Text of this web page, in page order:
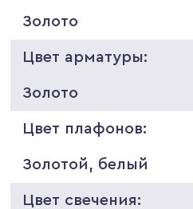
Золото
Цвет арматуры:
Золото
Цвет плафонов:
Золотой, белый
Цвет свечения: